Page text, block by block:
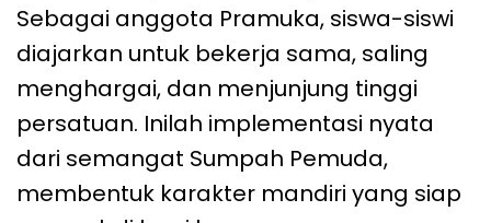
Sebagai anggota Pramuka, siswa-siswi
diajarkan untuk bekerja sama, saling
menghargai, dan menjunjung tinggi
persatuan. Inilah implementasi nyata
dari semangat Sumpah Pemuda,
membentuk karakter mandiri yang siap